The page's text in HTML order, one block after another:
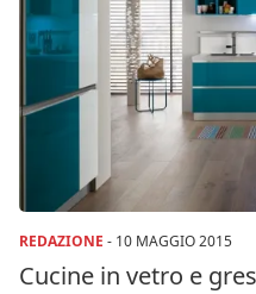
REDAZIONE - 10 MAGGIO 2015
Cucine in vetro e gres